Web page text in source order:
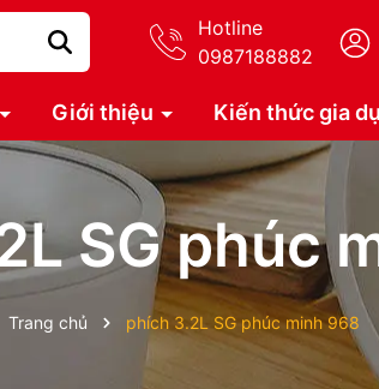
Hotline
0987188882
Giới thiệu Kiến thức gia
SG phúc
Trang chủ phích 3.2L SG phúc minh 968